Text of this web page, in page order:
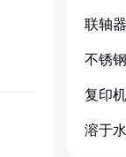
联轴
不锈
复印
溶于